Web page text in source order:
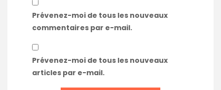
Prévenez-moi de tous les nouveaux
commentaires par e-mail.
Prévenez-moi de tous les nouveaux
articles par e-mail.